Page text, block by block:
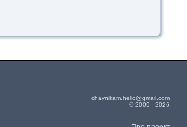
chaynikam.hello@gmail.com
© 2009 - 2026